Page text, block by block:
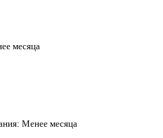
месяца
Менее месяца